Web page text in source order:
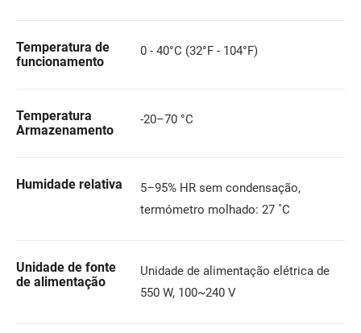
Temperatura de
funcionamento
0 - 40°C (32°F - 104°F)
Temperatura
Armazenamento
-20–70 °C
Humidade relativa
5–95% HR sem condensação,
termómetro molhado: 27 ˚C
Unidade de fonte
de alimentação
Unidade de alimentação elétrica de
550 W, 100~240 V